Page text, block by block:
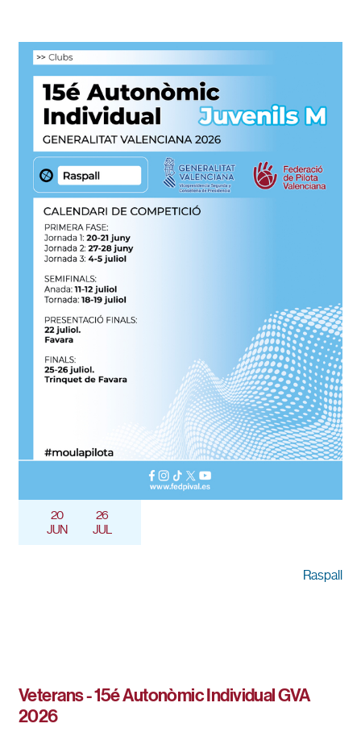
20
JUN
26
JUL
Raspall
Veterans - 15é Autonòmic Individual GVA
2026